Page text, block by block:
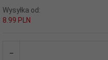
Wysyłka od:
8.99 PLN